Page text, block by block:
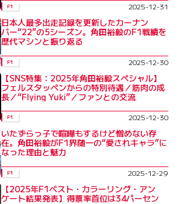
F1 2025-12-31
日本人最多出走記録を更新したカーナン
バー“22”の5シーズン。角田裕毅のF1戦績を
歴代マシンと振り返る
F1 2025-12-30
【SNS特集：2025年角田裕毅スペシャル】
フェルスタッペンからの特別待遇／筋肉の成
長／“Flying Yuki”／ファンとの交流
F1 2025-12-30
いたずらっ子で喧嘩もするけど憎めない存
在。角田裕毅がF1界随一の“愛されキャラ”に
なった理由と魅力
F1 2025-12-29
【2025年F1ベスト・カラーリング・アン
ケート結果発表】得票率首位は34パーセン